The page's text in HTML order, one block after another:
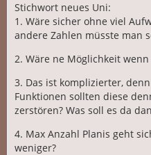
Stichwort neues Uni:
1. Wäre sicher ohne viel
andere Zahlen müsste man
2. Wäre ne Möglichkeit
3. Das ist komplizierter,
Funktionen sollten diese
zerstören? Was soll es da
4. Max Anzahl Planis geht
weniger?